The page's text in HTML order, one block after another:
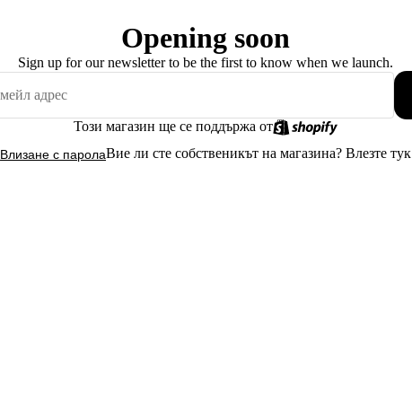
Opening soon
Sign up for our newsletter to be the first to know when we launch.
Този магазин ще се поддържа от
Влизане с паролаВие ли сте собственикът на магазина? Влезте тук